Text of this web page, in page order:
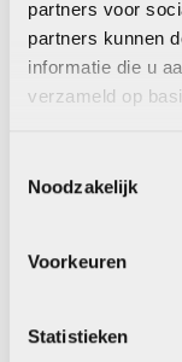
partners voor
partners kunnen
informatie die u
verzameld op
Noodzakelijk
Voorkeuren
Statistieken
Maak je
Bekijk alle